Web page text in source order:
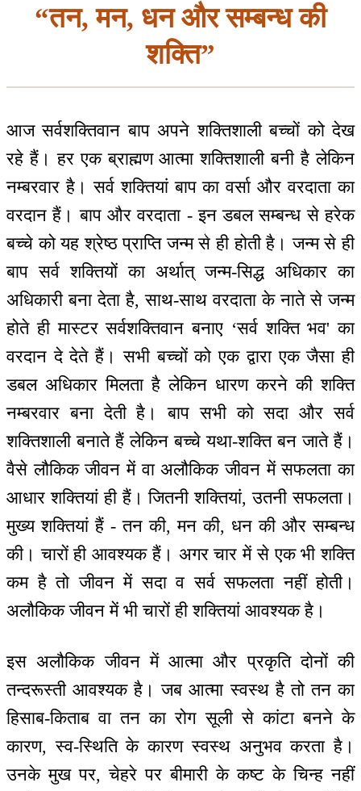
“तन, मन, धन और सम्बन्ध की
शक्ति”
आज सर्वशक्तिवान बाप अपने शक्तिशाली बच्चों को देख
रहे हैं। हर एक ब्राह्मण आत्मा शक्तिशाली बनी है लेकिन
नम्बरवार है। सर्व शक्तियां बाप का वर्सा और वरदाता का
वरदान हैं। बाप और वरदाता - इन डबल सम्बन्ध से हरेक
बच्चे को यह श्रेष्ठ प्राप्ति जन्म से ही होती है। जन्म से ही
बाप सर्व शक्तियों का अर्थात् जन्म-सिद्ध अधिकार का
अधिकारी बना देता है, साथ-साथ वरदाता के नाते से जन्म
होते ही मास्टर सर्वशक्तिवान बनाए ‘सर्व शक्ति भव' का
वरदान दे देते हैं। सभी बच्चों को एक द्वारा एक जैसा ही
डबल अधिकार मिलता है लेकिन धारण करने की शक्ति
नम्बरवार बना देती है। बाप सभी को सदा और सर्व
शक्तिशाली बनाते हैं लेकिन बच्चे यथा-शक्ति बन जाते हैं।
वैसे लौकिक जीवन में वा अलौकिक जीवन में सफलता का
आधार शक्तियां ही हैं। जितनी शक्तियां, उतनी सफलता।
मुख्य शक्तियां हैं - तन की, मन की, धन की और सम्बन्ध
की। चारों ही आवश्यक हैं। अगर चार में से एक भी शक्ति
कम है तो जीवन में सदा व सर्व सफलता नहीं होती।
अलौकिक जीवन में भी चारों ही शक्तियां आवश्यक है।
इस अलौकिक जीवन में आत्मा और प्रकृति दोनों की
तन्दरूस्ती आवश्यक है। जब आत्मा स्वस्थ है तो तन का
हिसाब-किताब वा तन का रोग सूली से कांटा बनने के
कारण, स्व-स्थिति के कारण स्वस्थ अनुभव करता है।
उनके मुख पर, चेहरे पर बीमारी के कष्ट के चिन्ह नहीं